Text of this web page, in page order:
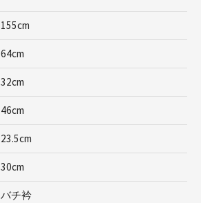
155cm
64cm
32cm
46cm
23.5cm
30cm
バチ衿